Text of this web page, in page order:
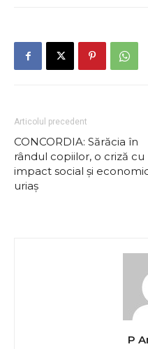
Articolul precedent
CONCORDIA: Sărăcia în
rândul copiilor, o criză cu
impact social și
uriaș
P